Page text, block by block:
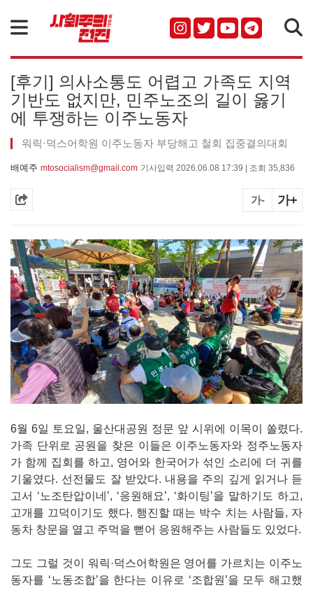
[후기] 의사소통도 어렵고 가족도 지역
기반도 없지만, 민주노조의 길이 옳기
에 투쟁하는 이주노동자
워릭·덕스어학원 이주노동자 부당해고 철회 집중결의대회
배예주 mtosocialism@gmail.com 기사입력 2026.06.08 17:39 | 조회 35,836
가- 가+
6월 6일 토요일, 울산대공원 정문 앞 시위에 이목이 쏠렸다.
가족 단위로 공원을 찾은 이들은 이주노동자와 정주노동자
가 함께 집회를 하고, 영어와 한국어가 섞인 소리에 더 귀를
기울였다. 선전물도 잘 받았다. 내용을 주의 깊게 읽거나 듣
고서 ‘노조탄압이네’, ‘응원해요’, ‘화이팅’을 말하기도 하고,
고개를 끄덕이기도 했다. 행진할 때는 박수 치는 사람들, 자
동차 창문을 열고 주먹을 뻗어 응원해주는 사람들도 있었다.
그도 그럴 것이 워릭·덕스어학원은 영어를 가르치는 이주노
동자를 ‘노동조합’을 한다는 이유로 ‘조합원’을 모두 해고했